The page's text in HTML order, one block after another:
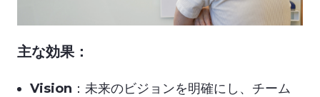
主な効果：
Vision ：未来のビジョンを明確にし、チーム